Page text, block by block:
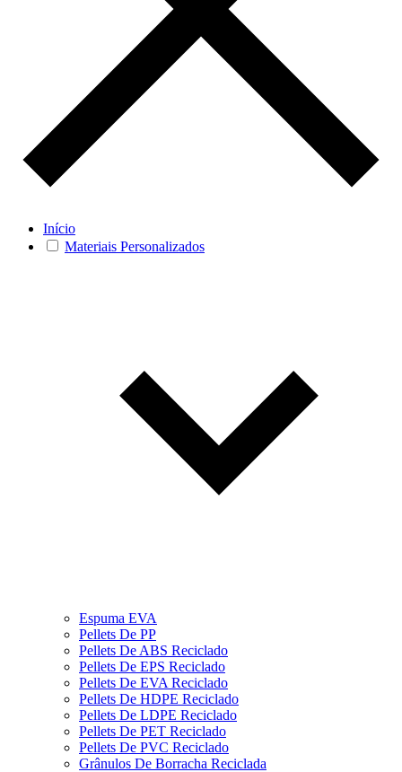
Início
Materiais Personalizados
Espuma EVA
Pellets De PP
Pellets De ABS Reciclado
Pellets De EPS Reciclado
Pellets De EVA Reciclado
Pellets De HDPE Reciclado
Pellets De LDPE Reciclado
Pellets De PET Reciclado
Pellets De PVC Reciclado
Grânulos De Borracha Reciclada